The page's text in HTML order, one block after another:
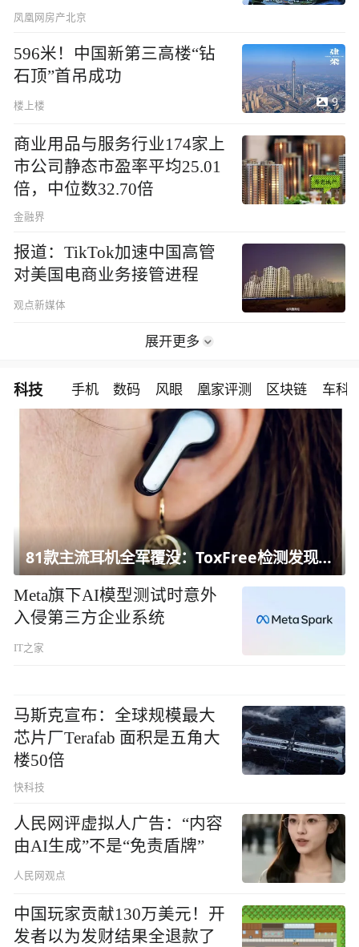
凤凰网房产北京
596米！中国新第三高楼“钻
石顶”首吊成功
楼上楼 9
商业用品与服务行业174家上
市公司静态市盈率平均25.01
倍，中位数32.70倍
金融界
报道：TikTok加速中国高管
对美国电商业务接管进程
观点新媒体
展开更多
科技 手机 数码 风眼 凰家评测 区块链 车科
81款主流耳机全军覆没：ToxFree检测发现均含对人体有害化学物质
Meta旗下AI模型测试时意外
入侵第三方企业系统
IT之家
马斯克宣布：全球规模最大
芯片厂Terafab 面积是五角大
楼50倍
快科技
人民网评虚拟人广告：“内容
由AI生成”不是“免责盾牌”
人民网观点
中国玩家贡献130万美元！开
发者以为发财结果全退款了